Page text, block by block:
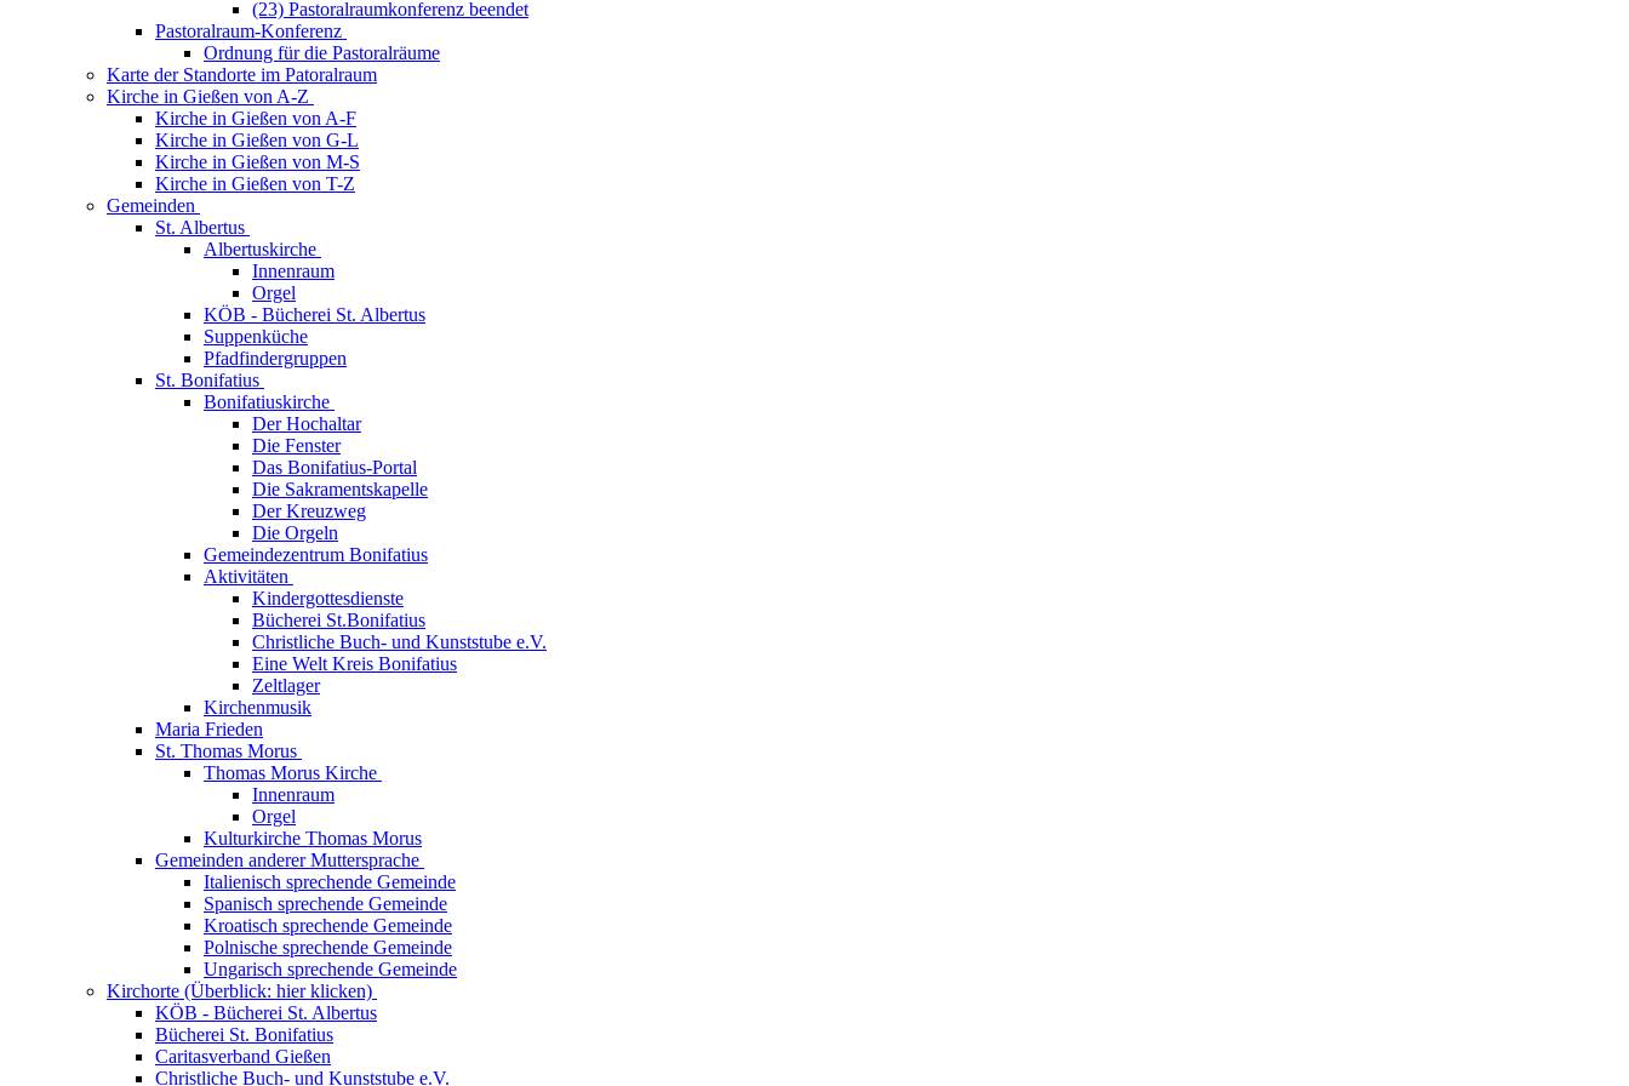
(23) Pastoralraumkonferenz beendet
Pastoralraum-Konferenz
Ordnung für die Pastoralräume
Karte der Standorte im Patoralraum
Kirche in Gießen von A-Z
Kirche in Gießen von A-F
Kirche in Gießen von G-L
Kirche in Gießen von M-S
Kirche in Gießen von T-Z
Gemeinden
St. Albertus
Albertuskirche
Innenraum
Orgel
KÖB - Bücherei St. Albertus
Suppenküche
Pfadfindergruppen
St. Bonifatius
Bonifatiuskirche
Der Hochaltar
Die Fenster
Das Bonifatius-Portal
Die Sakramentskapelle
Der Kreuzweg
Die Orgeln
Gemeindezentrum Bonifatius
Aktivitäten
Kindergottesdienste
Bücherei St.Bonifatius
Christliche Buch- und Kunststube e.V.
Eine Welt Kreis Bonifatius
Zeltlager
Kirchenmusik
Maria Frieden
St. Thomas Morus
Thomas Morus Kirche
Innenraum
Orgel
Kulturkirche Thomas Morus
Gemeinden anderer Muttersprache
Italienisch sprechende Gemeinde
Spanisch sprechende Gemeinde
Kroatisch sprechende Gemeinde
Polnische sprechende Gemeinde
Ungarisch sprechende Gemeinde
Kirchorte (Überblick: hier klicken)
KÖB - Bücherei St. Albertus
Bücherei St. Bonifatius
Caritasverband Gießen
Christliche Buch- und Kunststube e.V.